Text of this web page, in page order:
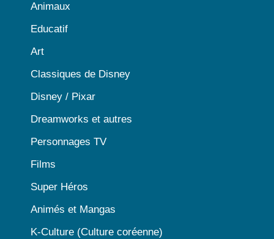
Animaux
Educatif
Art
Classiques de Disney
Disney / Pixar
Dreamworks et autres
Personnages TV
Films
Super Héros
Animés et Mangas
K-Culture (Culture coréenne)